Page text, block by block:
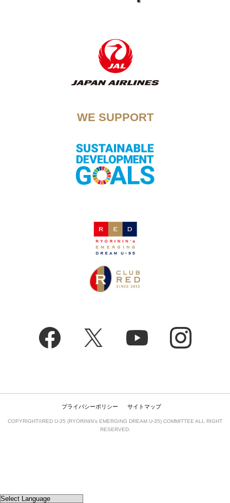
WE SUPPORT
プライバシーポリシー サイトマップ
COPYRIGHT©RED U-35 (RYORININ’s EMERGING DREAM U-35) COMMITTEE ALL RIGHT
RESERVED.